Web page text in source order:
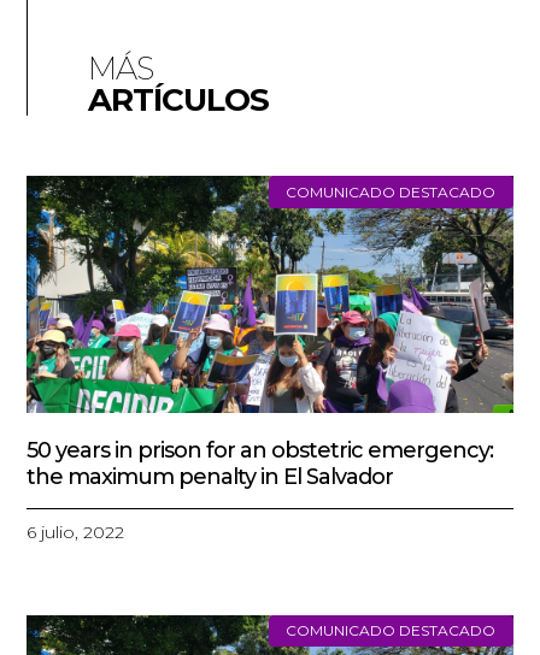
MÁS
ARTÍCULOS
COMUNICADO DESTACADO
50 years in prison for an obstetric emergency:
the maximum penalty in El Salvador
6 julio, 2022
COMUNICADO DESTACADO